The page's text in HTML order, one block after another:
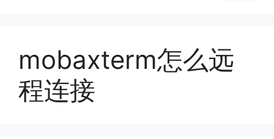
mobaxterm怎么远
程连接